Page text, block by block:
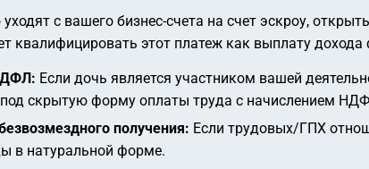
с вашего бизнес-счета на счет эскроу,
квалифицировать этот платеж как выплату
Если дочь является участником вашей
скрытую форму оплаты труда с начислением
получения: Если трудовых/ГПХ
в натуральной форме.